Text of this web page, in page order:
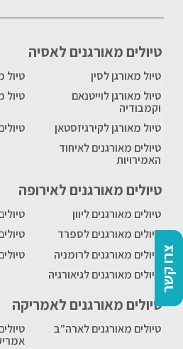
צרו קשר
טיולים מאורגנים לאסיה
טיול מאורגן לסין
טיול
טיול מאורגן לוייטנאם
וקמבודיה
טיול
טיול מאורגן לקירגיזסטאן
טיולים מאורגנים לאיחוד
האמירויות
טיולים מאורגנים לאירופה
טיולים מאורגנים ליוון
טיולים מאורגנים לספרד
טיולים מאורגנים לרומניה
טיולים מאורגנים לגיאורגיה
טיולים מאורגנים לאמריקה
טיולים מאורגנים לארה"ב